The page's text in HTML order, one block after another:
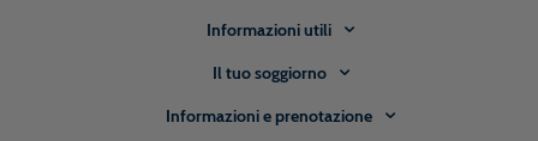
Informazioni utili
Il tuo soggiorno
Informazioni e prenotazione